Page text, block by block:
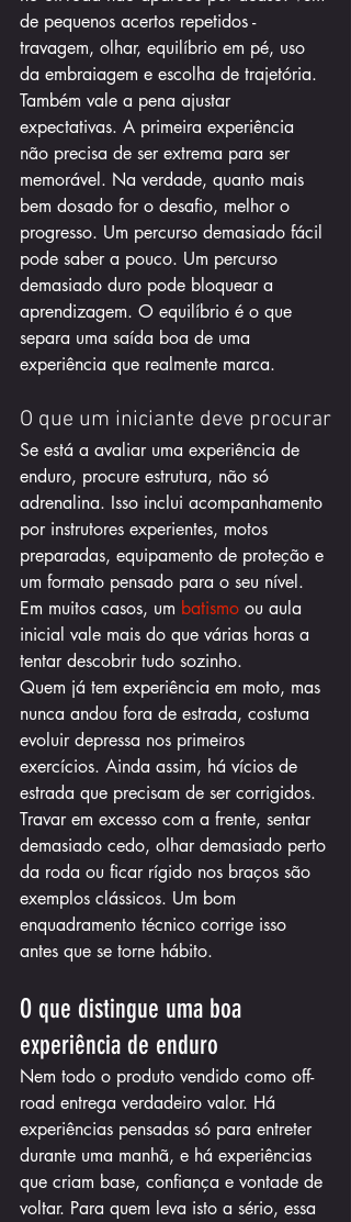
de pequenos acertos repetidos -
travagem, olhar, equilíbrio em pé, uso
da embraiagem e escolha de trajetória.
Também vale a pena ajustar
expectativas. A primeira experiência
não precisa de ser extrema para ser
memorável. Na verdade, quanto mais
bem dosado for o desafio, melhor o
progresso. Um percurso demasiado fácil
pode saber a pouco. Um percurso
demasiado duro pode bloquear a
aprendizagem. O equilíbrio é o que
separa uma saída boa de uma
experiência que realmente marca.
O que um iniciante deve procurar
Se está a avaliar uma experiência de
enduro, procure estrutura, não só
adrenalina. Isso inclui acompanhamento
por instrutores experientes, motos
preparadas, equipamento de proteção e
um formato pensado para o seu nível.
Em muitos casos, um batismo ou aula
inicial vale mais do que várias horas a
tentar descobrir tudo sozinho.
Quem já tem experiência em moto, mas
nunca andou fora de estrada, costuma
evoluir depressa nos primeiros
exercícios. Ainda assim, há vícios de
estrada que precisam de ser corrigidos.
Travar em excesso com a frente, sentar
demasiado cedo, olhar demasiado perto
da roda ou ficar rígido nos braços são
exemplos clássicos. Um bom
enquadramento técnico corrige isso
antes que se torne hábito.
O que distingue uma boa
experiência de enduro
Nem todo o produto vendido como off-
road entrega verdadeiro valor. Há
experiências pensadas só para entreter
durante uma manhã, e há experiências
que criam base, confiança e vontade de
voltar. Para quem leva isto a sério, essa